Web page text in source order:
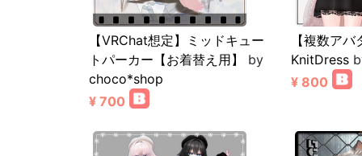
【VRChat想定】ミッドキュー
トパーカー【お着替え用】
by
choco*shop
¥ 700
【複数ア
KnitDress
¥ 800